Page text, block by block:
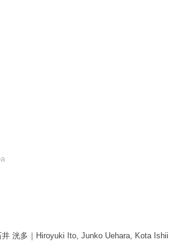
洸多｜Hiroyuki Ito, Junko Uehara, Kota Ishii